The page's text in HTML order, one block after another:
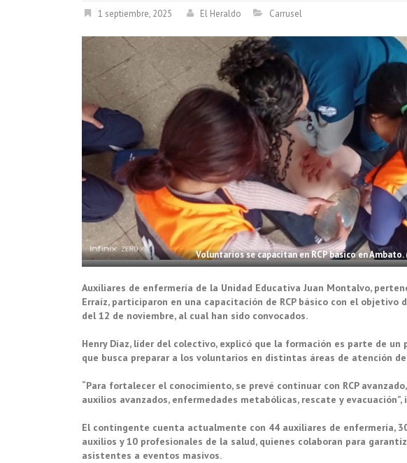
1 septiembre, 2025 El Heraldo Carrusel
Voluntarios se capacitan en RCP básico en
Auxiliares de enfermería de la Unidad Educativa Juan Montalvo,
Erraíz, participaron en una capacitación de RCP básico con el objetivo
del 12 de noviembre, al cual han sido convocados.
Henry Díaz, líder del colectivo, explicó que la formación es parte de
que busca preparar a los voluntarios en distintas áreas de atención
“Para fortalecer el conocimiento, se prevé continuar con RCP
auxilios avanzados, enfermedades metabólicas, rescate y evacuación”,
El contingente cuenta actualmente con 44 auxiliares de enfermería,
auxilios y 10 profesionales de la salud, quienes colaboran para
asistentes a eventos masivos.